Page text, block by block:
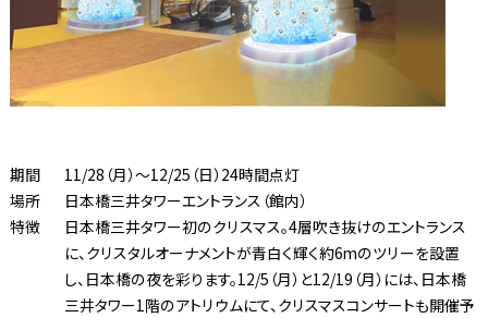
期間
11/28（月）〜12/25（日）24時間点灯
場所
日本橋三井タワーエントランス（館内）
特徴
日本橋三井タワー初のクリスマス。4層吹き抜けのエントランス
に、クリスタルオーナメントが青白く輝く約6mのツリーを設置
し、日本橋の夜を彩ります。12/5（月）と12/19（月）には、日本橋
三井タワー1階のアトリウムにて、クリスマスコンサートも開催予